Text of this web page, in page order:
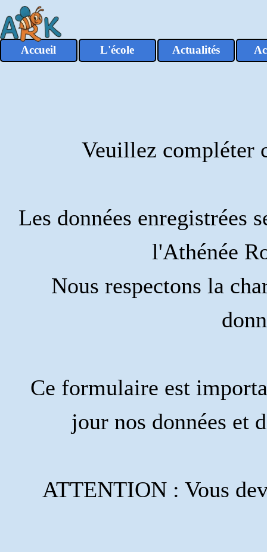
Aller au contenu
Accueil L'école ▼
Actualités
Veuillez compléter
Les données enregistrées
l'Athénée
Nous respectons la
Ce formulaire est
jour nos données et
ATTENTION : Vous